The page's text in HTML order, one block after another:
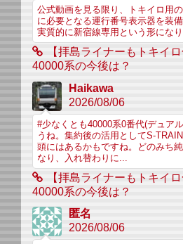
公式動画を見る限り、トキイロ用
に必要となる運行番号表示器を装
実質的に新宿線専用という形になり
【拝島ライナーもトキイ
40000系の今後は？
Haikawa
2026/08/06
#少なくとも40000系0番代(デュア
うね。集約後の活用としてS-
頭にはあるかもですね。どのみち
なり、入れ替わりに...
【拝島ライナーもトキイ
40000系の今後は？
匿名
2026/08/06